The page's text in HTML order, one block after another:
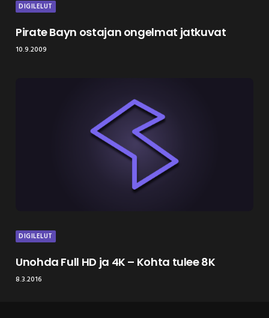
DIGILELUT
Pirate Bayn ostajan ongelmat jatkuvat
10.9.2009
DIGILELUT
Unohda Full HD ja 4K – Kohta tulee 8K
8.3.2016